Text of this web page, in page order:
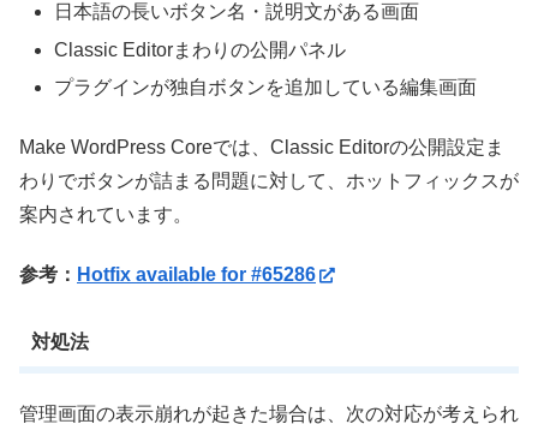
日本語の長いボタン名・説明文がある画面
Classic Editorまわりの公開パネル
プラグインが独自ボタンを追加している編集画面
Make WordPress Coreでは、Classic Editorの公開設定ま
わりでボタンが詰まる問題に対して、ホットフィックスが
案内されています。
参考： Hotfix available for #65286
対処法
管理画面の表示崩れが起きた場合は、次の対応が考えられ